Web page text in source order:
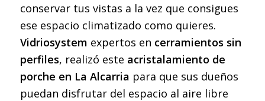
conservar tus vistas a la vez que consigues
ese espacio climatizado como quieres.
Vidriosystem expertos en cerramientos sin
perfiles, realizó este acristalamiento de
porche en La Alcarria para que sus dueños
puedan disfrutar del espacio al aire libre